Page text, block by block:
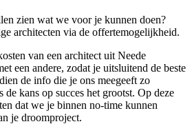
zien wat we voor je kunnen doen?
architecten via de offertemogelijkheid.
van een architect uit Neede
een andere, zodat je uitsluitend de beste
de info die je ons meegeeft zo
kans op succes het grootst. Op deze
dat we je binnen no-time kunnen
je droomproject.